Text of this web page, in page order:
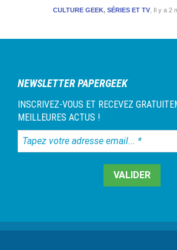
Il y a 2
CULTURE GEEK, SÉRIES ET TV
NEWSLETTER PAPERGEEK
INSCRIVEZ-VOUS ET RECEVEZ
MEILLEURES ACTUS !
Tapez
votre